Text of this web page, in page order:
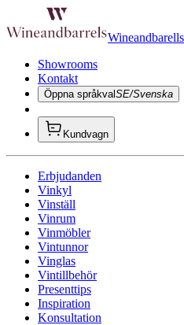
Showrooms
Kontakt
Öppna språkvalSE/Svenska
Kundvagn
Erbjudanden
Vinkyl
Vinställ
Vinrum
Vinmöbler
Vintunnor
Vinglas
Vintillbehör
Presenttips
Inspiration
Konsultation